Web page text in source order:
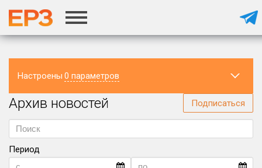
Настроены 0 параметров
Регион
Архив новостей Подписаться
Период